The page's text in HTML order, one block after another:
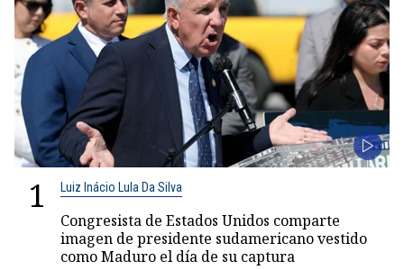
1 Luiz Inácio Lula Da Silva
Congresista de Estados Unidos comparte
imagen de presidente sudamericano vestido
como Maduro el día de su captura